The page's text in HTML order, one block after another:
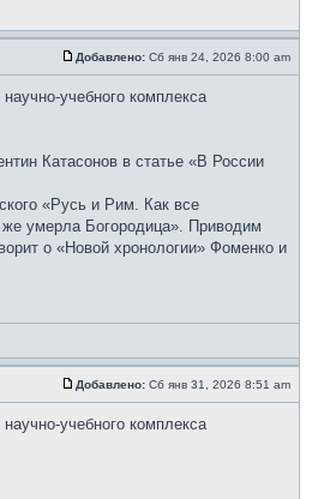
Добавлено: Сб янв 24, 2026 8:00 am
учебного комплекса
Катасонов в статье «В России
«Русь и Рим. Как все
умерла Богородица». Приводим
о «Новой хронологии» Фоменко и
Добавлено: Сб янв 31, 2026 8:51 am
учебного комплекса